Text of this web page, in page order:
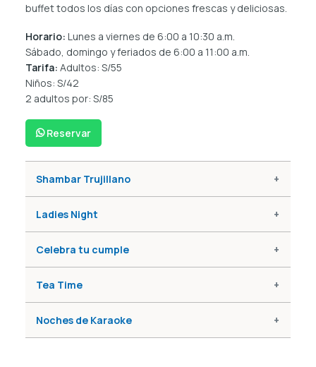
buffet todos los días con opciones frescas y deliciosas.
Horario: Lunes a viernes de 6:00 a 10:30 a.m.
Sábado, domingo y feriados de 6:00 a 11:00 a.m.
Tarifa: Adultos: S/55
Niños: S/42
2 adultos por: S/85
Reservar
Shambar Trujillano
Ladies Night
Celebra tu cumple
Tea Time
Noches de Karaoke